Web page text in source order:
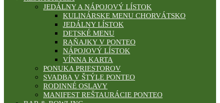
JEDÁLNY A NÁPOJOVÝ LÍSTOK
KULINÁRSKE MENU CHORVÁTSKO
JEDÁLNY LÍSTOK
DETSKÉ MENU
RAŇAJKY V PONTEO
NÁPOJOVÝ LÍSTOK
VÍNNA KARTA
PONUKA PRIESTOROV
SVADBA V ŠTÝLE PONTEO
RODINNÉ OSLAVY
MANIFEST REŠTAURÁCIE PONTEO